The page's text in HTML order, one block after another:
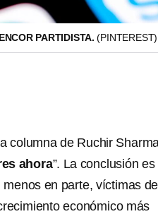
PARTIDISTA.(PINTEREST)
columna de Ruchir
ahora”. La conclusión
en parte, víctimas
económico más